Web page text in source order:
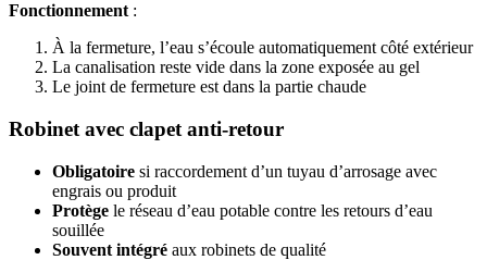
Fonctionnement :
À la fermeture, l’eau s’écoule automatiquement côté extérieur
La canalisation reste vide dans la zone exposée au gel
Le joint de fermeture est dans la partie chaude
Robinet avec clapet anti-retour
Obligatoire si raccordement d’un tuyau d’arrosage avec
engrais ou produit
Protège le réseau d’eau potable contre les retours d’eau
souillée
Souvent intégré aux robinets de qualité